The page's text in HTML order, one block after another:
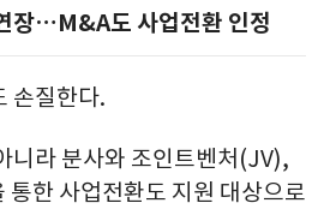
장…M&A도 사업전환 인정
손질한다.
니라 분사와 조인트벤처(JV),
한 사업전환도 지원 대상으로